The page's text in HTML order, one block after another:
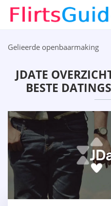
Gelieerde openbaarmaking
JDATE
BESTE